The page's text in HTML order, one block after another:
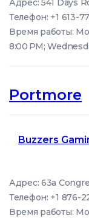
Адрес: 541 Days
Телефон: +1 613-
Время работы:
8:00 PM;
Portmore
Buzzers
Адрес: 63a
Телефон: +1 876-
Время работы: